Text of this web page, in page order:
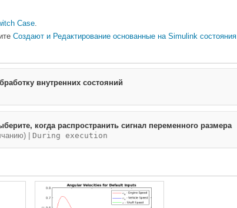
Case.
Создают и Редактирование основанные на Simulink состояния
внутренних состояний
когда распространить сигнал переменного размера
| During execution